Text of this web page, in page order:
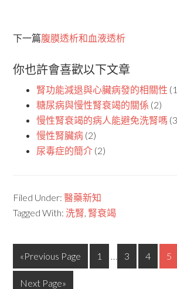
下一篇腹膜透析和血液透析
你也許會喜歡以下文章
腎功能減退與心臟病發的相關性
糖尿病與慢性腎衰竭的關係 (2)
慢性腎衰竭的病人能避免洗腎嗎
慢性腎臟病 (2)
尿毒症的簡介 (2)
Filed Under:醫藥新知
Tagged With:洗腎, 腎衰竭
«Previous Page 1 … 3 4 5
Next Page»